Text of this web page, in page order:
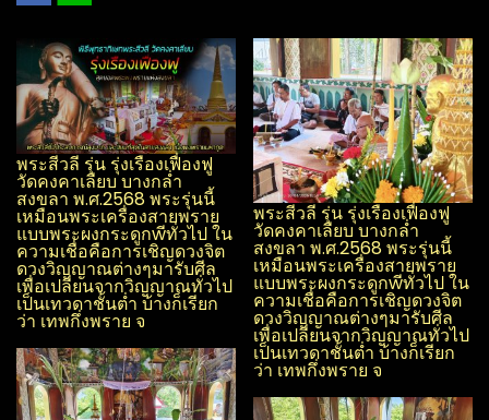
พระสีวลี รุ่น รุ่งเรือง​เฟื่องฟู​
วัด​คงคา​เลียบ​ บางกล่ำ​
สงขลา​ พ.ศ.2568 พระรุ่นนี้
เหมือนพระเครื่องสายพราย
แบบพระผง​กระดูกwีทั่วไป ใน
ความเชื่อคือการเชิญดวงจิต
ดวงวิญญาณ​ต่างๆมารับศีล
เพื่อเปลี่ยนจากวิญญาณ​ทั่วไป
เป็นเทวดาชั้นต่ำ บ้างก็เรียก
ว่า เทพกึ่งพราย จ
พระสีวลี รุ่น รุ่งเรือง​เฟื่องฟู​
วัด​คงคา​เลียบ​ บางกล่ำ​
สงขลา​ พ.ศ.2568 พระรุ่นนี้
เหมือนพระเครื่องสายพราย
แบบพระผง​กระดูกwีทั่วไป ใน
ความเชื่อคือการเชิญดวงจิต
ดวงวิญญาณ​ต่างๆมารับศีล
เพื่อเปลี่ยนจากวิญญาณ​ทั่วไป
เป็นเทวดาชั้นต่ำ บ้างก็เรียก
ว่า เทพกึ่งพราย จ